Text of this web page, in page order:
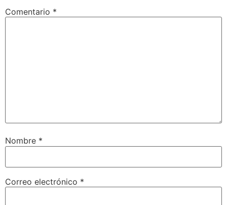
Comentario *
Nombre *
Correo electrónico *